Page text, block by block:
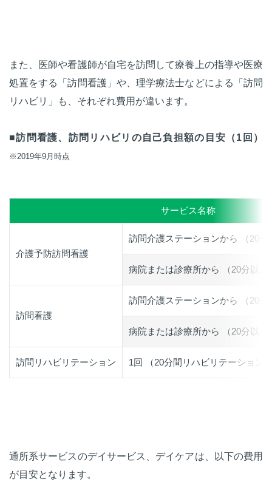
また、医師や看護師が自宅を訪問して療養上の指導や医療
処置をする「訪問看護」や、理学療法士などによる「訪問
リハビリ」も、それぞれ費用が違います。
■訪問看護、訪問リハビリの自己負担額の目安（1回）
※2019年9月時点
サービス名称
介護予防訪問看護
訪問介護ステーションから （20
病院または診療所から （20分以上
訪問看護
訪問介護ステーションから （20
病院または診療所から （20分以上
訪問リハビリテーション 1回 （20分間リハビリテーション
通所系サービスのデイサービス、デイケアは、以下の費用
が目安となります。